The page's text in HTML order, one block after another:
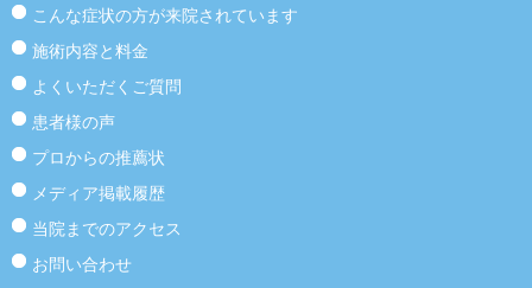
こんな症状の方が来院されています
施術内容と料金
よくいただくご質問
患者様の声
プロからの推薦状
メディア掲載履歴
当院までのアクセス
お問い合わせ